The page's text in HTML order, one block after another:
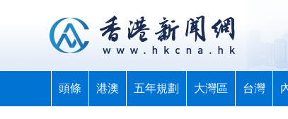
頭條 港澳 五年規劃 大灣區 台灣